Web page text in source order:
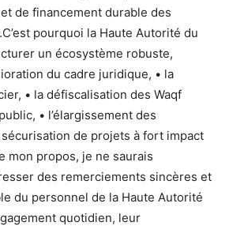
de financement durable des
pourquoi la Haute Autorité du
un écosystème robuste,
du cadre juridique, • la
• la défiscalisation des Waqf
• l’élargissement des
de projets à fort impact
mon propos, je ne saurais
des remerciements sincères et
du personnel de la Haute Autorité
quotidien, leur